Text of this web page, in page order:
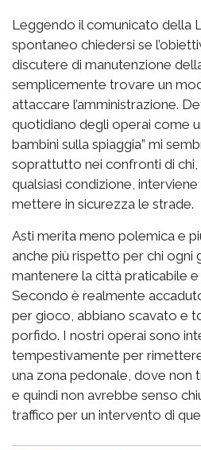
Leggendo il comunicato della
spontaneo chiedersi se
discutere di manutenzione
semplicemente trovare un
attaccare l’amministrazione.
quotidiano degli operai come
bambini sulla spiaggia” mi
soprattutto nei confronti di
qualsiasi condizione,
mettere in sicurezza le strade.
Asti merita meno polemica e
anche più rispetto per chi ogni
mantenere la città praticabile e
Secondo è realmente
per gioco, abbiano scavato e
porfido. I nostri operai sono
tempestivamente per
una zona pedonale, dove non
e quindi non avrebbe senso
traffico per un intervento di